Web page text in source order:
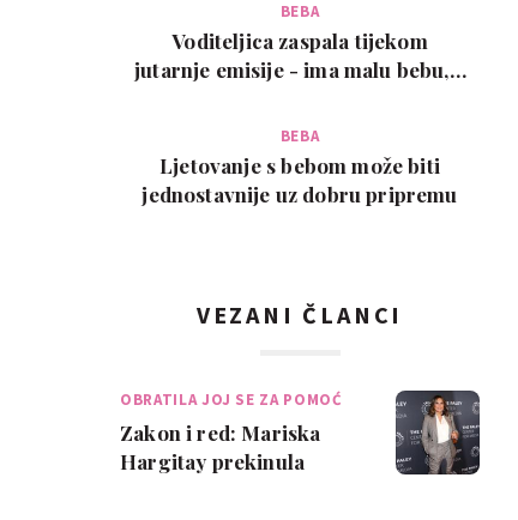
BEBA
Voditeljica zaspala tijekom
jutarnje emisije - ima malu bebu, a
BEBA
Ljetovanje s bebom može biti
jednostavnije uz dobru pripremu
VEZANI ČLANCI
OBRATILA JOJ SE ZA POMOĆ
Zakon i red: Mariska
Hargitay prekinula